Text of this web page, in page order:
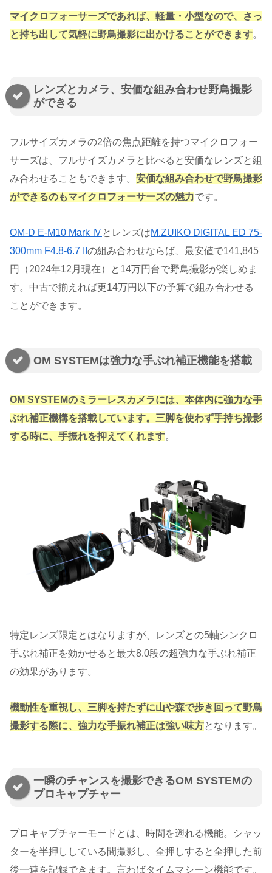
マイクロフォーサーズであれば、軽量・小型なので、さっ
と持ち出して気軽に野鳥撮影に出かけることができます。
レンズとカメラ、安価な組み合わせ野鳥撮影
ができる
フルサイズカメラの2倍の焦点距離を持つマイクロフォー
サーズは、フルサイズカメラと比べると安価なレンズと組
み合わせることもできます。 安価な組み合わせで野鳥撮影
ができるのもマイクロフォーサーズの魅力です。
OM-D E-M10 Mark Ⅳ とレンズはM.ZUIKO DIGITAL ED 75-
300mm F4.8-6.7 II の組み合わせならば、最安値で141,845
円（2024年12月現在）と14万円台で野鳥撮影が楽しめま
す。中古で揃えれば更14万円以下の予算で組み合わせる
ことができます。
OM SYSTEMは強力な手ぶれ補正機能を搭載
OM SYSTEMのミラーレスカメラには、本体内に強力な手
ぶれ補正機構を搭載しています。三脚を使わず手持ち撮影
する時に、手振れを抑えてくれます。
特定レンズ限定とはなりますが、レンズとの5軸シンクロ
手ぶれ補正を効かせると最大8.0段の超強力な手ぶれ補正
の効果があります。
機動性を重視し、三脚を持たずに山や森で歩き回って野鳥
撮影する際に、強力な手振れ補正は強い味方となります。
一瞬のチャンスを撮影できるOM SYSTEMの
プロキャプチャー
プロキャプチャーモードとは、時間を遡れる機能。シャッ
ターを半押ししている間撮影し、全押しすると全押した前
後一連を記録できます。言わばタイムマシーン機能です。